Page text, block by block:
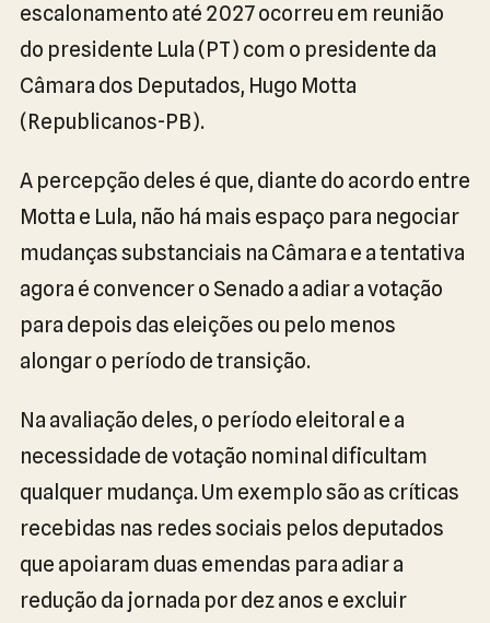
escalonamento até 2027 ocorreu em reunião
do presidente Lula (PT) com o presidente da
Câmara dos Deputados, Hugo Motta
(Republicanos-PB).
A percepção deles é que, diante do acordo entre
Motta e Lula, não há mais espaço para negociar
mudanças substanciais na Câmara e a tentativa
agora é convencer o Senado a adiar a votação
para depois das eleições ou pelo menos
alongar o período de transição.
Na avaliação deles, o período eleitoral e a
necessidade de votação nominal dificultam
qualquer mudança. Um exemplo são as críticas
recebidas nas redes sociais pelos deputados
que apoiaram duas emendas para adiar a
redução da jornada por dez anos e excluir